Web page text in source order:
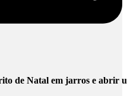
de Natal em jarros e abrir